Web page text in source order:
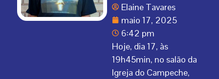
Elaine Tavares
maio 17, 2025
6:42 pm
Hoje, dia 17, às
19h45min, no salão da
Igreja do Campeche,